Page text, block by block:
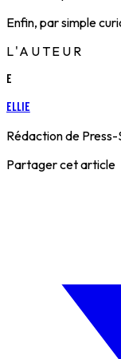
Enfin, par simple
L'AUTEUR
E
Ellie
Rédaction de Press-
Partager cet article